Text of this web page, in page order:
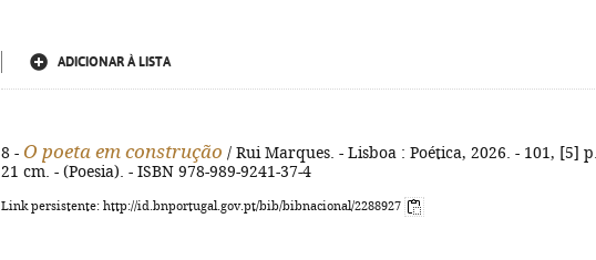
ADICIONAR À LISTA
8 - O poeta em construção / Rui Marques. - Lisboa : Poética, 2026. - 101, [5]
21 cm. - (Poesia). - ISBN 978-989-9241-37-4
Link persistente: http://id.bnportugal.gov.pt/bib/bibnacional/2288927